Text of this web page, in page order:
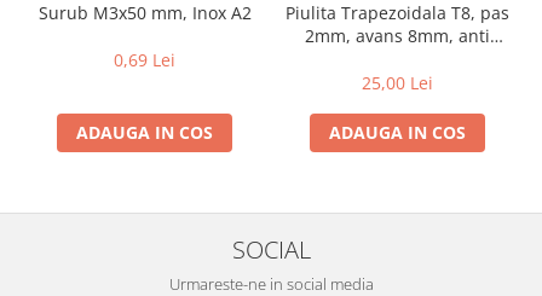
Surub M3x50 mm, Inox A2
0,69 Lei
ADAUGA IN COS
Piulita Trapezoidala T8, pas
2mm, avans 8mm, anti
25,00 Lei
ADAUGA IN COS
SOCIAL
Urmareste-ne in social media